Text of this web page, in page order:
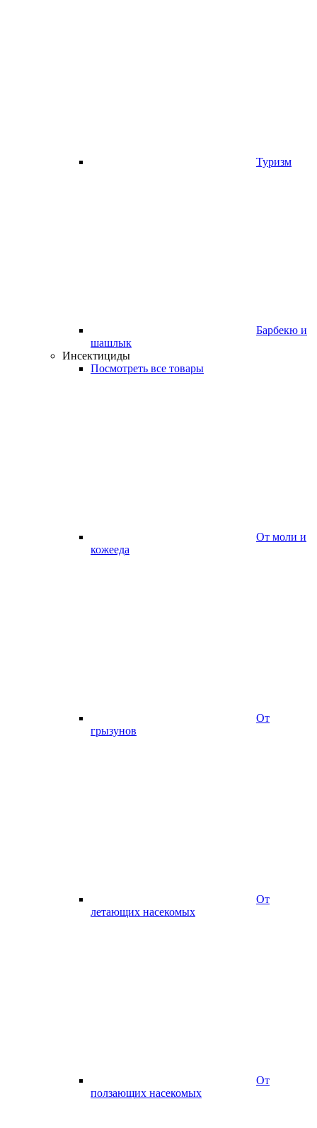
Туризм
Барбекю и
шашлык
Инсектициды
Посмотреть все товары
От моли и
кожееда
От
грызунов
От
летающих насекомых
От
ползающих насекомых